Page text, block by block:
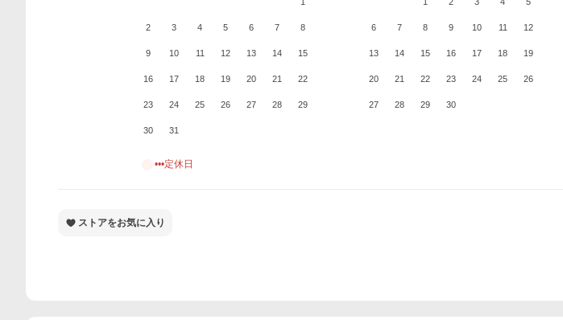
2 3 4 5 6 7 8
9 10 11 12 13 14 15
16 17 18 19 20 21 22
23 24 25 26 27 28 29
30 31
6 7 8 9 10 11 12
13 14 15 16 17 18 19
20 21 22 23 24 25 26
27 28 29 30
•••定休日
ストアをお気に入り